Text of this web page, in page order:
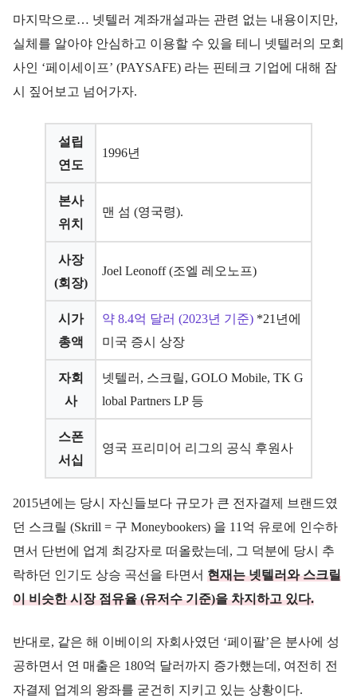
마지막으로… 넷텔러 계좌개설과는 관련 없는 내용이지만,
실체를 알아야 안심하고 이용할 수 있을 테니 넷텔러의 모회
사인 ‘페이세이프’ (PAYSAFE) 라는 핀테크 기업에 대해 잠
시 짚어보고 넘어가자.
설립
연도
1996년
본사
위치
맨 섬 (영국령).
사장
(회장)
Joel Leonoff (조엘 레오노프)
시가
총액
약 8.4억 달러 (2023년 기준) *21년에
미국 증시 상장
자회
사
넷텔러, 스크릴, GOLO Mobile, TK G
lobal Partners LP 등
스폰
서십
영국 프리미어 리그의 공식 후원사
2015년에는 당시 자신들보다 규모가 큰 전자결제 브랜드였
던 스크릴 (Skrill = 구 Moneybookers) 을 11억 유로에 인수하
면서 단번에 업계 최강자로 떠올랐는데, 그 덕분에 당시 추
락하던 인기도 상승 곡선을 타면서 현재는 넷텔러와 스크릴
이 비슷한 시장 점유율 (유저수 기준)을 차지하고 있다.
반대로, 같은 해 이베이의 자회사였던 ‘페이팔’은 분사에 성
공하면서 연 매출은 180억 달러까지 증가했는데, 여전히 전
자결제 업계의 왕좌를 굳건히 지키고 있는 상황이다.